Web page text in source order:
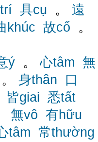
具cụ 。 遠
khúc 故cố 。
ý 。心tâm 無
。 身thân
口
皆giai 悉tất
無vô 有hữu
tâm 常thường